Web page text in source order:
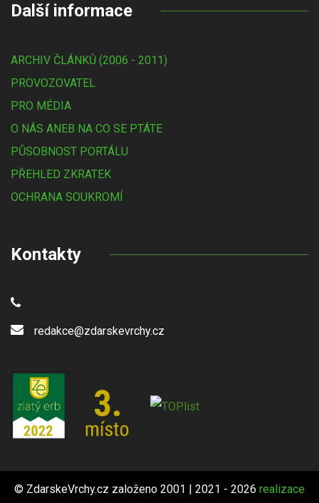
Další informace
ARCHIV ČLÁNKŮ (2006 - 2011)
PROVOZOVATEL
PRO MÉDIA
O NÁS ANEB NA CO SE PTÁTE
PŮSOBNOST PORTÁLU
PŘEHLED ZKRATEK
OCHRANA SOUKROMÍ
Kontakty
redakce@zdarskevrchy.cz
© ZdarskeVrchy.cz založeno 2001 | 2021 - 2026 realizace